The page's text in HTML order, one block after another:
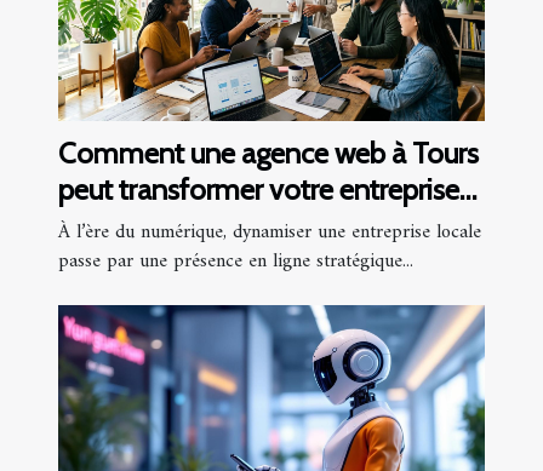
Comment une agence web à Tours
peut transformer votre entreprise
locale
À l’ère du numérique, dynamiser une entreprise locale
passe par une présence en ligne stratégique...